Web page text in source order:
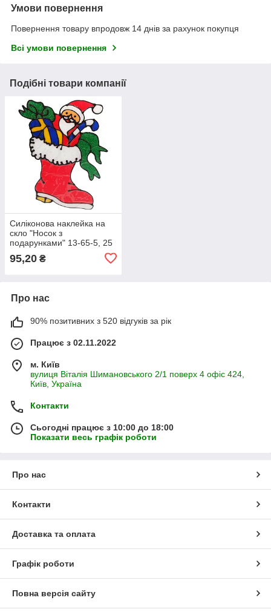
Умови повернення
Повернення товару впродовж 14 днів за рахунок покупця
Всі умови повернення
Подібні товари компанії
Силіконова наклейка на
скло "Носок з
подарунками" 13-65-5, 25
95,20 ₴
Про нас
90% позитивних з 520 відгуків за рік
Працює з 02.11.2022
м. Київ
вулиця Віталія Шимановського 2/1 поверх 4 офіс 424,
Київ, Україна
Контакти
Сьогодні працює з 10:00 до 18:00
Показати весь графік роботи
Про нас
Контакти
Доставка та оплата
Графік роботи
Повна версія сайту